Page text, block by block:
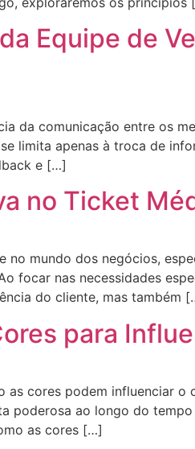
Equipe de
da comunicação entre os
limita apenas à troca de
e […]
no Ticket
mundo dos negócios,
focar nas necessidades
do cliente, mas também
para
cores podem influenciar
poderosa ao longo do
as cores […]